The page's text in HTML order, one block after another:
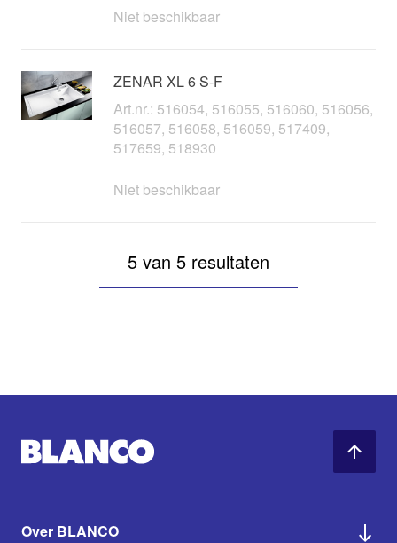
Niet beschikbaar
ZENAR XL 6 S-F
Art.nr.: 516054, 516055, 516060, 516056,
516057, 516058, 516059, 517409,
517659, 518930
Niet beschikbaar
5 van 5 resultaten
Over BLANCO